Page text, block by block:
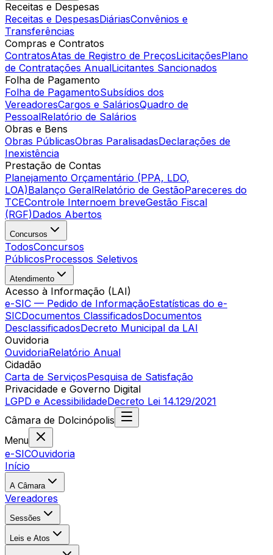
Receitas e Despesas
Receitas e DespesasDiáriasConvênios e
Transferências
Compras e Contratos
ContratosAtas de Registro de PreçosLicitaçõesPlano
de Contratações AnualLicitantes Sancionados
Folha de Pagamento
Folha de PagamentoSubsídios dos
VereadoresCargos e SaláriosQuadro de
PessoalRelatório de Salários
Obras e Bens
Obras PúblicasObras ParalisadasDeclarações de
Inexistência
Prestação de Contas
Planejamento Orçamentário (PPA, LDO,
LOA)Balanço GeralRelatório de GestãoPareceres do
TCEControle Internoem breveGestão Fiscal
(RGF)Dados Abertos
Concursos
TodosConcursos
PúblicosProcessos Seletivos
Atendimento
Acesso à Informação (LAI)
e-SIC — Pedido de InformaçãoEstatísticas do e-
SICDocumentos ClassificadosDocumentos
DesclassificadosDecreto Municipal da LAI
Ouvidoria
OuvidoriaRelatório Anual
Cidadão
Carta de ServiçosPesquisa de Satisfação
Privacidade e Governo Digital
LGPD e AcessibilidadeDecreto Lei 14.129/2021
Câmara de Dolcinópolis
Menu
e-SICOuvidoria
Início
A Câmara
Vereadores
Sessões
Leis e Atos